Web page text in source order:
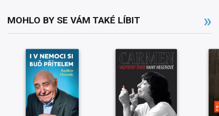
MOHLO BY SE VÁM TAKÉ LÍBIT